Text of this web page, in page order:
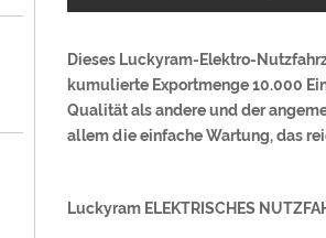
Dieses Luckyram-Elektro-
kumulierte Exportmenge 10.000
Qualität als andere und der
allem die einfache Wartung, das
Luckyram ELEKTRISCHES